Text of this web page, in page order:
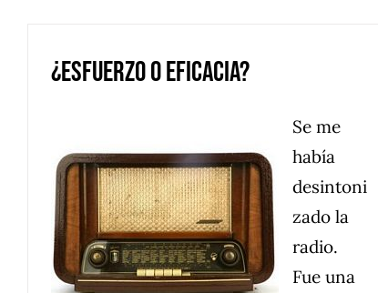
¿Esfuerzo o eficacia?
Se me
había
desintoni
zado la
radio.
Fue una